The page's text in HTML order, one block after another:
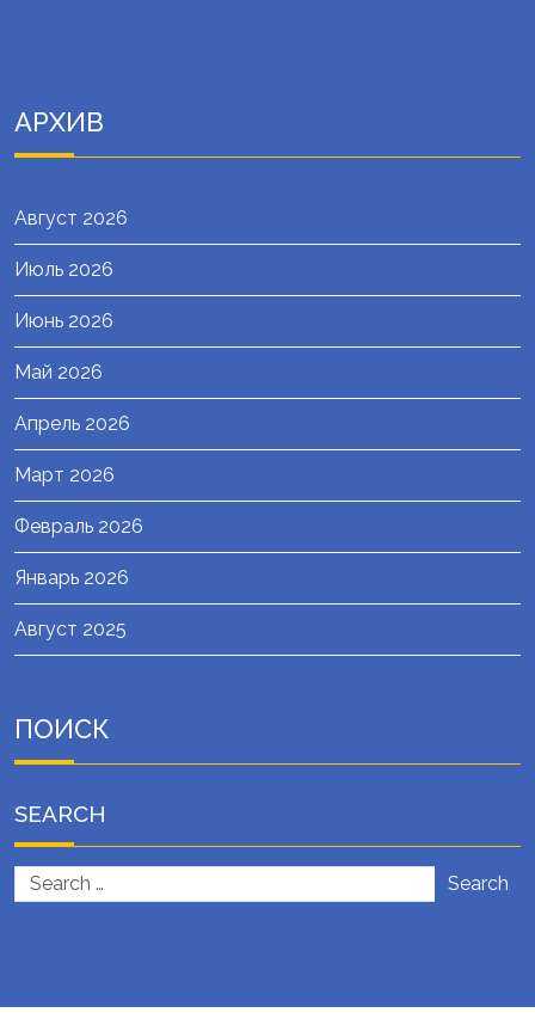
АРХИВ
Август 2026
Июль 2026
Июнь 2026
Май 2026
Апрель 2026
Март 2026
Февраль 2026
Январь 2026
Август 2025
ПОИСК
SEARCH
Search